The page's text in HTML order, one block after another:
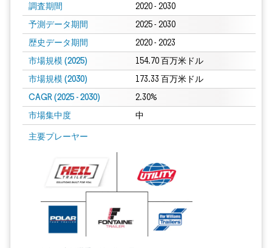
調査期間 2020 - 2030
予測データ期間 2025 - 2030
歴史データ期間 2020 - 2023
市場規模 (2025) 154.70 百万米ドル
市場規模 (2030) 173.33 百万米ドル
CAGR (2025 - 2030) 2.30%
市場集中度 中
主要プレーヤー